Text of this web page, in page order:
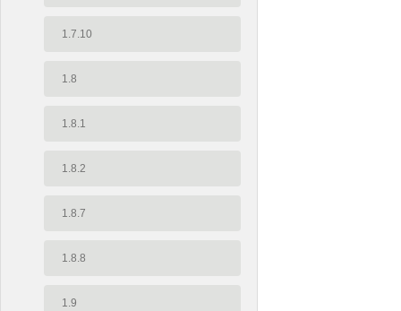
1.7.10
1.8
1.8.1
1.8.2
1.8.7
1.8.8
1.9